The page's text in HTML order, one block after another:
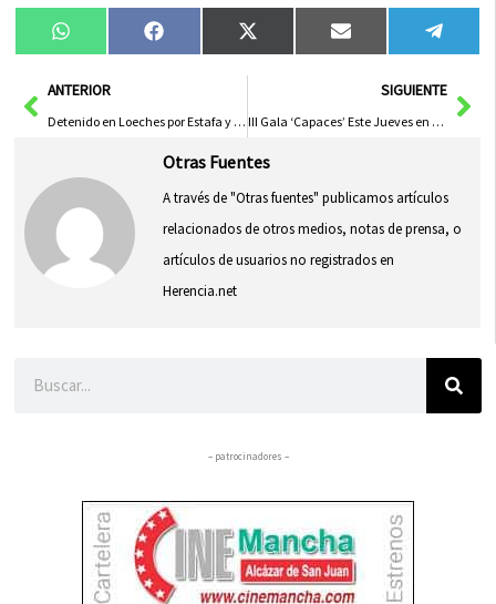
Compartir
en
WhatsAppCompartir
en
FacebookCompartir
en
X
(Twitter)
Compartir
en
Email
en
AntANTERIOR
Detenido en Loeches por Estafa y Falsificación de Moneda
SIGUIENTE
III Gala ‘Capaces’ Este Jueves en La Fábrica de Harinas de Albacete
Otras Fuentes
A través de "Otras fuentes" publicamos artículos
relacionados de otros medios, notas de prensa, o
artículos de usuarios no registrados en
Herencia.net
– patrocinadores –